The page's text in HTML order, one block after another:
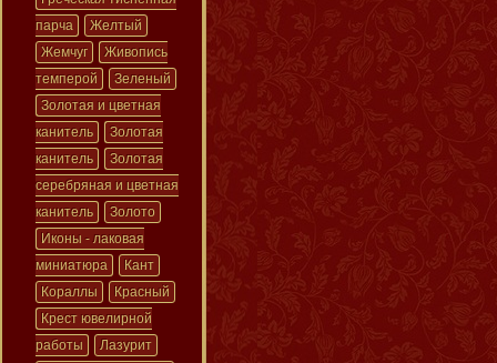
парча
Желтый
Жемчуг
Живопись
темперой
Зеленый
Золотая и цветная
канитель
Золотая
канитель
Золотая
серебряная и цветная
канитель
Золото
Иконы - лаковая
миниатюра
Кант
Кораллы
Красный
Крест ювелирной
работы
Лазурит